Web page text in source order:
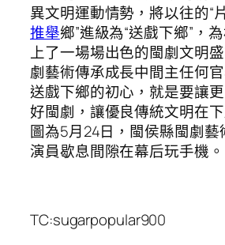
異文明運動情勢，將以往的“
推舉鄉”進級為“送戲下鄉”，
上了一場場出色的閩劇文明
劇藝術傳承成長中間主任何
送戲下鄉的初心，就是要讓
好閩劇，讓優良傳統文明在
圖為5月24日，閩侯縣閩劇藝
演員歇息間隙在幕后玩手機。
TC:sugarpopular900